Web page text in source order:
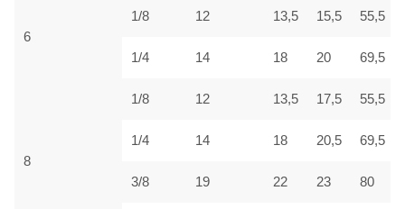
6
1/8 12 13,5 15,5 55,5
1/4 14 18 20 69,5
8
1/8 12 13,5 17,5 55,5
1/4 14 18 20,5 69,5
3/8 19 22 23 80